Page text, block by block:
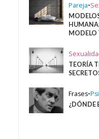
Pareja•
MODELO
TEORÍA
Frases•
¿DÓNDE